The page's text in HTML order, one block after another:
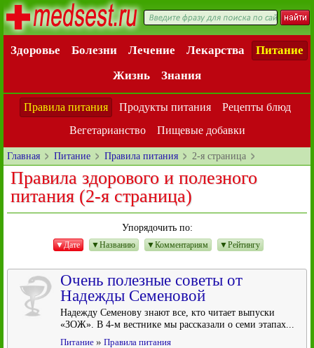
Здоровье Болезни Лечение Лекарства
Питание
Жизнь
Знания
Правила питания Продукты питания
Рецепты блюд
Вегетарианство
Пищевые добавки
Главная Питание Правила питания 2-я страница
Правила здорового и полезного
питания (2-я страница)
Упорядочить по:
▼Дате ▼Названию ▼Комментариям ▼Рейтингу
Очень полезные советы от
Надежды Семеновой
Надежду Семенову знают все, кто читает выпуски
«ЗОЖ». В 4-м вестнике мы рассказали о семи этапах...
Питание » Правила питания